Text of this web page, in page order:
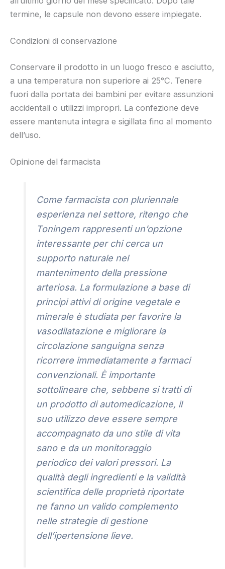
termine, le capsule non devono essere impiegate.
Condizioni di conservazione
Conservare il prodotto in un luogo fresco e asciutto,
a una temperatura non superiore ai 25°C. Tenere
fuori dalla portata dei bambini per evitare assunzioni
accidentali o utilizzi impropri. La confezione deve
essere mantenuta integra e sigillata fino al momento
dell’uso.
Opinione del farmacista
Come farmacista con pluriennale
esperienza nel settore, ritengo che
Toningem rappresenti un’opzione
interessante per chi cerca un
supporto naturale nel
mantenimento della pressione
arteriosa. La formulazione a base di
principi attivi di origine vegetale e
minerale è studiata per favorire la
vasodilatazione e migliorare la
circolazione sanguigna senza
ricorrere immediatamente a farmaci
convenzionali. È importante
sottolineare che, sebbene si tratti di
un prodotto di automedicazione, il
suo utilizzo deve essere sempre
accompagnato da uno stile di vita
sano e da un monitoraggio
periodico dei valori pressori. La
qualità degli ingredienti e la validità
scientifica delle proprietà riportate
ne fanno un valido complemento
nelle strategie di gestione
dell’ipertensione lieve.